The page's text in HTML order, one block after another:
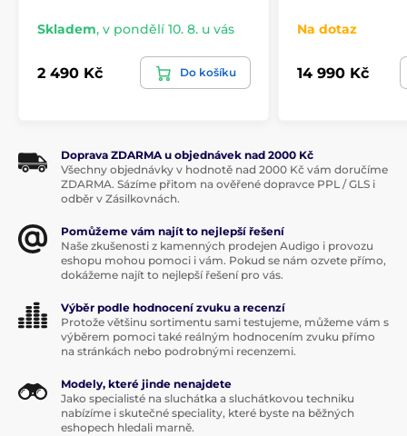
Skladem, v pondělí 10. 8. u vás
2 490 Kč Do košíku
Na dotaz
14 990 Kč
Doprava ZDARMA u objednávek nad 2000 Kč
Všechny objednávky v hodnotě nad 2000 Kč vám doručíme
ZDARMA. Sázíme přitom na ověřené dopravce PPL / GLS i
odběr v Zásilkovnách.
Pomůžeme vám najít to nejlepší řešení
Naše zkušenosti z kamenných prodejen Audigo i provozu
eshopu mohou pomoci i vám. Pokud se nám ozvete přímo,
dokážeme najít to nejlepší řešení pro vás.
Výběr podle hodnocení zvuku a recenzí
Protože většinu sortimentu sami testujeme, můžeme vám s
výběrem pomoci také reálným hodnocením zvuku přímo
na stránkách nebo podrobnými recenzemi.
Modely, které jinde nenajdete
Jako specialisté na sluchátka a sluchátkovou techniku
nabízíme i skutečné speciality, které byste na běžných
eshopech hledali marně.